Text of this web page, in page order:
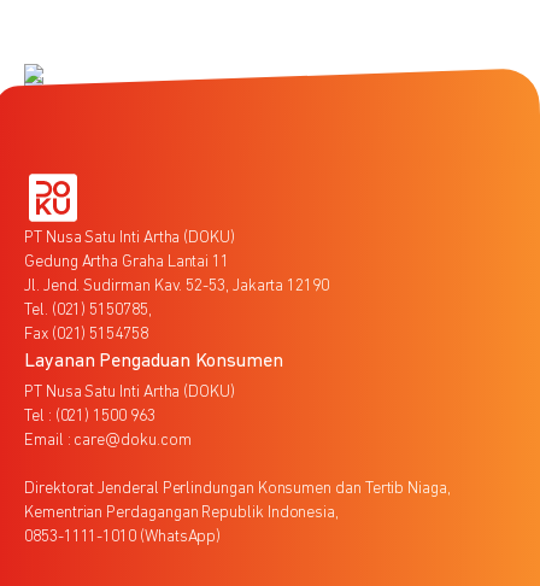
PT Nusa Satu Inti Artha (DOKU)
Gedung Artha Graha Lantai 11
Jl. Jend. Sudirman Kav. 52-53, Jakarta 12190
Tel. (021) 5150785,
Fax (021) 5154758
Layanan Pengaduan Konsumen
PT Nusa Satu Inti Artha (DOKU)
Tel : (021) 1500 963
Email : care@doku.com
Direktorat Jenderal Perlindungan Konsumen dan Tertib Niaga,
Kementrian Perdagangan Republik Indonesia,
0853-1111-1010 (WhatsApp)